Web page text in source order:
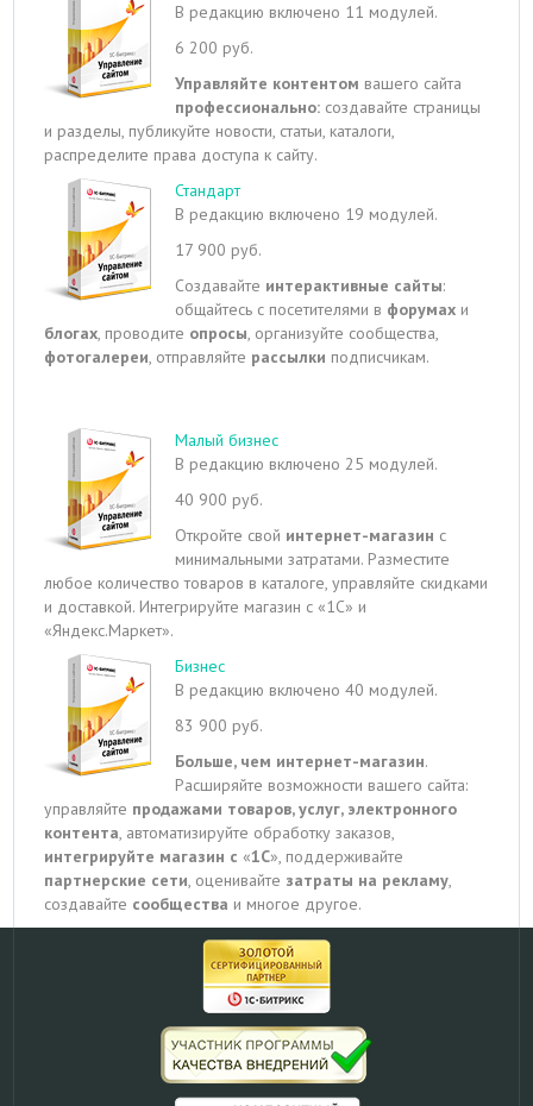
В редакцию включено 11 модулей.
6 200 руб.
Управляйте контентом вашего сайта
профессионально: создавайте страницы
и разделы, публикуйте новости, статьи, каталоги,
распределите права доступа к сайту.
Стандарт
В редакцию включено 19 модулей.
17 900 руб.
Создавайте интерактивные сайты:
общайтесь с посетителями в форумах и
блогах, проводите опросы, организуйте сообщества,
фотогалереи, отправляйте рассылки подписчикам.
Малый бизнес
В редакцию включено 25 модулей.
40 900 руб.
Откройте свой интернет-магазин с
минимальными затратами. Разместите
любое количество товаров в каталоге, управляйте скидками
и доставкой. Интегрируйте магазин с «1С» и
«Яндекс.Маркет».
Бизнес
В редакцию включено 40 модулей.
83 900 руб.
Больше, чем интернет-магазин.
Расширяйте возможности вашего сайта:
управляйте продажами товаров, услуг, электронного
контента, автоматизируйте обработку заказов,
интегрируйте магазин с«1С», поддерживайте
партнерские сети, оценивайте затраты на рекламу,
создавайте сообщества и многое другое.